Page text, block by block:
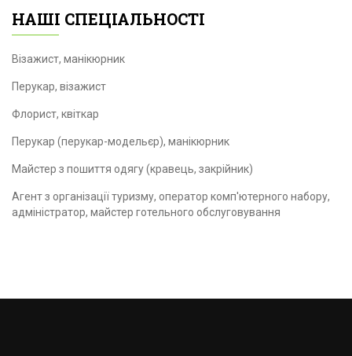
НАШІ СПЕЦІАЛЬНОСТІ
Візажист, манікюрник
Перукар, візажист
Флорист, квіткар
Перукар (перукар-модельєр), манікюрник
Майстер з пошиття одягу (кравець, закрійник)
Агент з організації туризму, оператор комп'ютерного набору,
адміністратор, майстер готельного обслуговування